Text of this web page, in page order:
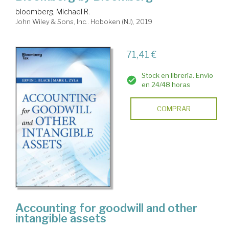
bloomberg, Michael R.
John Wiley & Sons, Inc.. Hoboken (NJ), 2019
71,41 €
Stock en librería. Envío
en 24/48 horas
COMPRAR
Accounting for goodwill and other
intangible assets